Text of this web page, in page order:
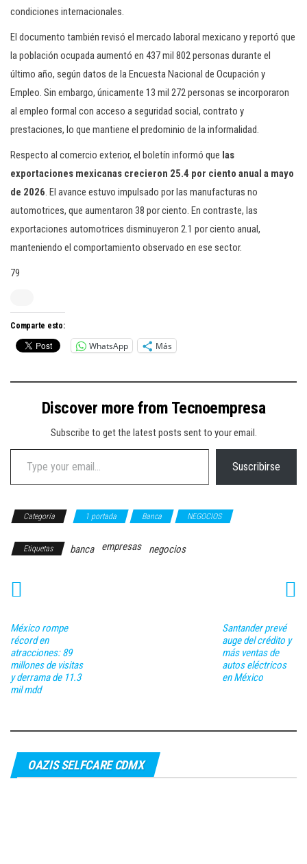
condiciones internacionales.
El documento también revisó el mercado laboral mexicano y reportó que
la población ocupada aumentó en 437 mil 802 personas durante el
último año, según datos de la Encuesta Nacional de Ocupación y
Empleo. Sin embargo, únicamente 13 mil 272 personas se incorporaron
al empleo formal con acceso a seguridad social, contrato y
prestaciones, lo que mantiene el predominio de la informalidad.
Respecto al comercio exterior, el boletín informó que las
exportaciones mexicanas crecieron 25.4 por ciento anual a mayo
de 2026. El avance estuvo impulsado por las manufacturas no
automotrices, que aumentaron 38 por ciento. En contraste, las
exportaciones automotrices disminuyeron 2.1 por ciento anual,
manteniendo el comportamiento observado en ese sector.
79
Comparte esto:
WhatsApp Más
Discover more from Tecnoempresa
Subscribe to get the latest posts sent to your email.
Type your email…
Suscribirse
Categoría 1 portada Banca NEGOCIOS
Etiquetas banca empresas negocios
México rompe
récord en
atracciones: 89
millones de visitas
y derrama de 11.3
mil mdd
Santander prevé
auge del crédito y
más ventas de
autos eléctricos
en México
OAZIS SELFCARE CDMX